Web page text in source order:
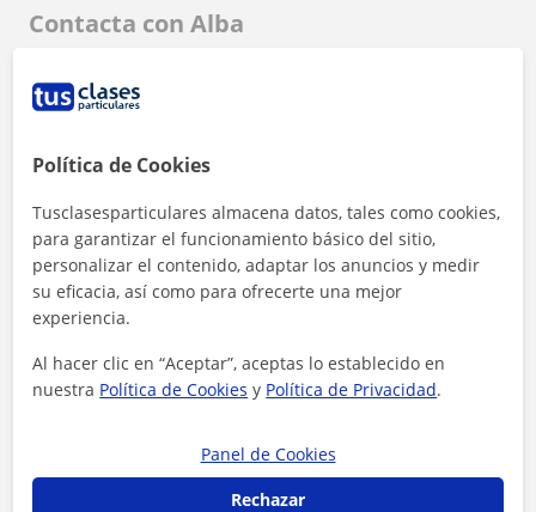
Contacta con Alba
Tarifa
aviso legaly de
Política de Cookies
Tusclasesparticulares almacena datos, tales como cookies,
para garantizar el funcionamiento básico del sitio,
personalizar el contenido, adaptar los anuncios y medir
su eficacia, así como para ofrecerte una mejor
experiencia.
Al hacer clic en “Aceptar”, aceptas lo establecido en
nuestra Política de Cookies y Política de Privacidad.
Panel de Cookies
Rechazar